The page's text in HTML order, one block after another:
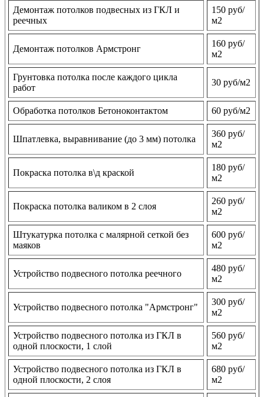
Демонтаж потолков подвесных из ГКЛ и
реечных
150 руб/
м2
Демонтаж потолков Армстронг
160 руб/
м2
Грунтовка потолка после каждого цикла
работ
30 руб/м2
Обработка потолков Бетоноконтактом 60 руб/м2
Шпатлевка, выравнивание (до 3 мм) потолка
360 руб/
м2
Покраска потолка в\д краской
180 руб/
м2
Покраска потолка валиком в 2 слоя
260 руб/
м2
Штукатурка потолка с малярной сеткой без
маяков
600 руб/
м2
Устройство подвесного потолка реечного
480 руб/
м2
Устройство подвесного потолка "Армстронг"
300 руб/
м2
Устройство подвесного потолка из ГКЛ в
одной плоскости, 1 слой
560 руб/
м2
Устройство подвесного потолка из ГКЛ в
одной плоскости, 2 слоя
680 руб/
м2